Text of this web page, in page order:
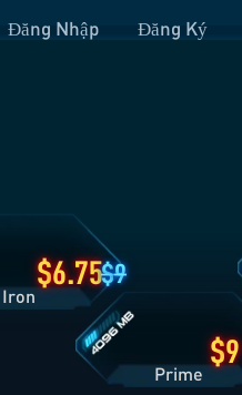
Đăng Nhập Đăng Ký
6.75